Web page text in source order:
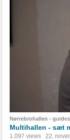
Nørrebrohallen - guides
Multihallen - sæt
1.097 views 22.